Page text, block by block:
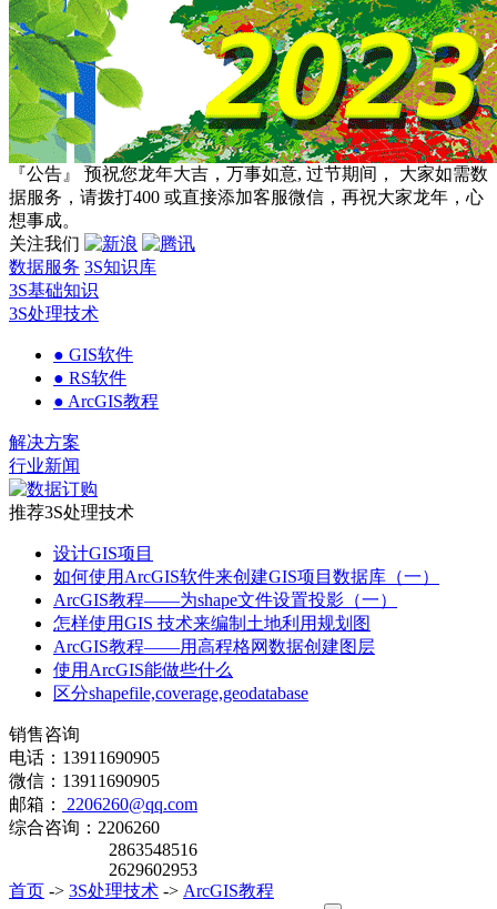
『公告』 预祝您龙年大吉，万事如意, 过节期间， 大家如需数
据服务，请拨打400 或直接添加客服微信，再祝大家龙年，心
想事成。
关注我们
数据服务 3S知识库
3S基础知识
3S处理技术
● GIS软件
● RS软件
● ArcGIS教程
解决方案
行业新闻
推荐3S处理技术
设计GIS项目
如何使用ArcGIS软件来创建GIS项目数据库（一）
ArcGIS教程——为shape文件设置投影（一）
怎样使用GIS 技术来编制土地利用规划图
ArcGIS教程——用高程格网数据创建图层
使用ArcGIS能做些什么
区分shapefile,coverage,geodatabase
销售咨询
电话：13911690905
微信：13911690905
邮箱：
2206260@qq.com
综合咨询：2206260
2863548516
2629602953
首页 -> 3S处理技术 -> ArcGIS教程